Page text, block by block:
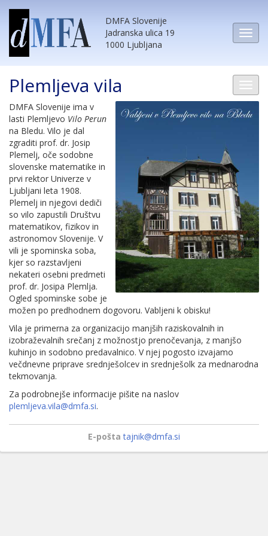
DMFA Slovenije
Jadranska ulica 19
1000 Ljubljana
Plemljeva vila
DMFA Slovenije ima v
lasti Plemljevo Vilo Perun
na Bledu. Vilo je dal
zgraditi prof. dr. Josip
Plemelj, oče sodobne
slovenske matematike in
prvi rektor Univerze v
Ljubljani leta 1908.
Plemelj in njegovi dediči
so vilo zapustili Društvu
matematikov, fizikov in
astronomov Slovenije. V
vili je spominska soba,
kjer so razstavljeni
nekateri osebni predmeti
prof. dr. Josipa Plemlja.
Ogled spominske sobe je
možen po predhodnem dogovoru. Vabljeni k obisku!
Vila je primerna za organizacijo manjših raziskovalnih in
izobraževalnih srečanj z možnostjo prenočevanja, z manjšo
kuhinjo in sodobno predavalnico. V njej pogosto izvajamo
večdnevne priprave srednješolcev in srednješolk za mednarodna
tekmovanja.
Za podrobnejše informacije pišite na naslov
plemljeva.vila@dmfa.si.
E-pošta tajnik@dmfa.si